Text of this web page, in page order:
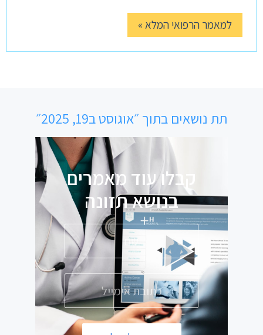
למאמר הרפואי המלא »
תת נושאים בתוך ״אוגוסט ב19, 2025״
קבלו עוד מאמרים
בנושאתזונה